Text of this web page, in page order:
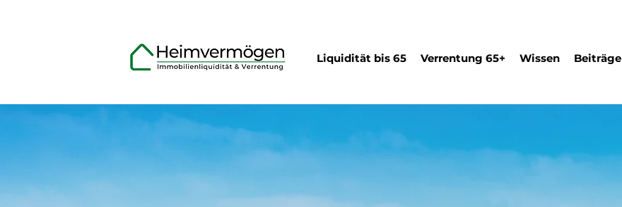
Liquidität bis 65 Verrentung 65+ Wissen Beiträge